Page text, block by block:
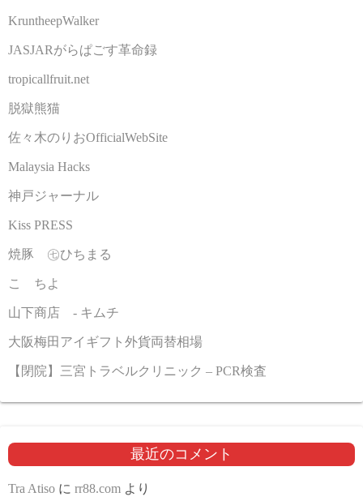
KruntheepWalker
JASJARがらぱごす革命録
tropicallfruit.net
脱獄熊猫
佐々木のりおOfficialWebSite
Malaysia Hacks
神戸ジャーナル
Kiss PRESS
焼豚 ㊆ひちまる
こゝちよ
山下商店 - キムチ
大阪梅田アイギフト外貨両替相場
【閉院】三宮トラベルクリニック – PCR検査
最近のコメント
Tra Atiso に rr88.com より